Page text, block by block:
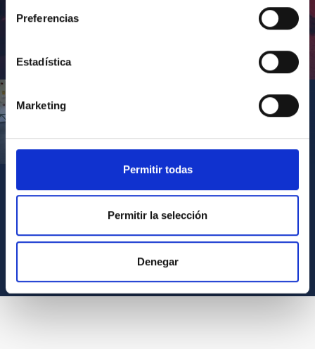
Preferencias
Estadística
Marketing
Permitir todas
Permitir la selección
Denegar
Inauguración de CosmoLab 2023-2027
Visita del Presidente de Canarias al IACTEC